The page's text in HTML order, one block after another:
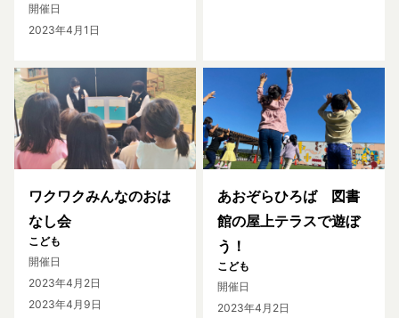
開催日
2023年4月1日
ワクワクみんなのおは
なし会
こども
開催日
2023年4月2日
2023年4月9日
あおぞらひろば 図書
館の屋上テラスで遊ぼ
う！
こども
開催日
2023年4月2日